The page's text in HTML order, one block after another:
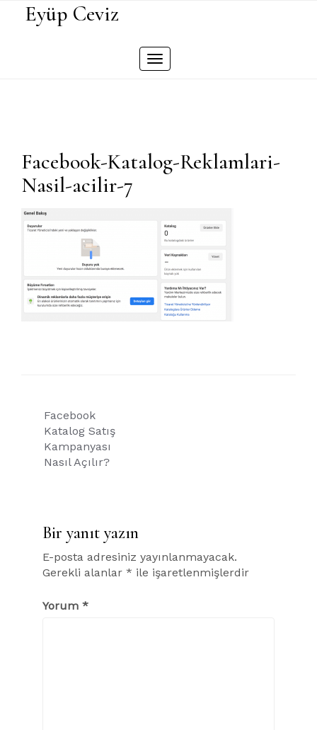
Eyüp Ceviz
Toggle
Facebook-Katalog-Reklamlari-
Nasil-acilir-7
Yazı
gezinmesi
Facebook
Katalog Satış
Kampanyası
Nasıl Açılır?
Bir yanıt yazın
E-posta adresiniz yayınlanmayacak.
Gerekli alanlar * ile işaretlenmişlerdir
Yorum *